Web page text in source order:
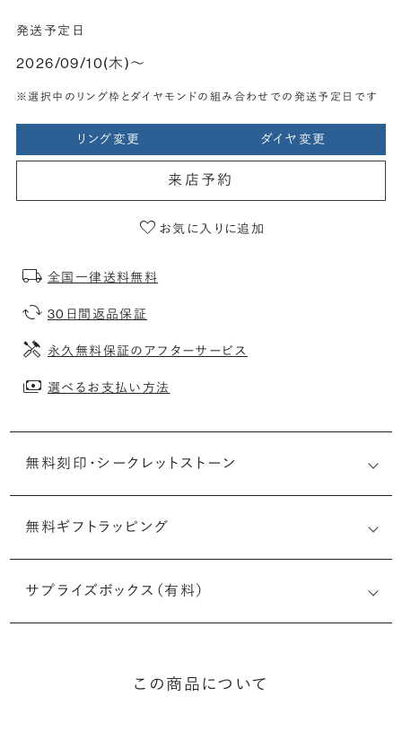
発送予定日
2026/09/10(木)〜
※選択中のリング枠とダイヤモンドの組み合わせでの発送予定日です
リング変更 ダイヤ変更
来店予約
お気に入りに追加
全国一律送料無料
30日間返品保証
永久無料保証のアフターサービス
選べるお支払い方法
無料刻印・ シークレットストーン
印することができます。注文前だけでなく購入後の刻印も、
リングに初めて施す初回の刻印は、無料にて承ります（デザ
細は「商品仕様」欄をご確認ください）。
無料ギフトラッピング
サプライズボックス（有料）
この商品について